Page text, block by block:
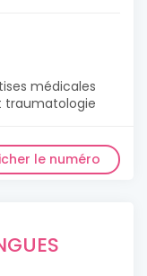
médicales
traumatologie
le numéro